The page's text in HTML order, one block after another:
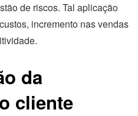
de riscos. Tal aplicação
incremento nas vendas
da
cliente